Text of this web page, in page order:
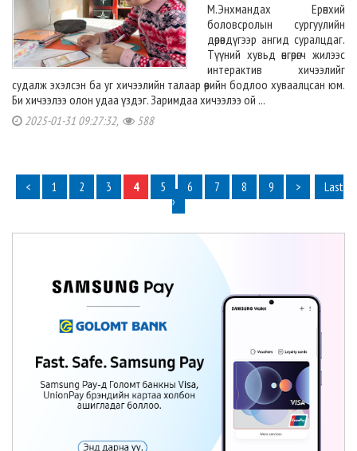
М.Энхмандах Ерөнхий
боловсролын сургуулийн
дөрөвдүгээр ангид суралцдаг.
Түүний хувьд өнгөрөгч жилээс
интерактив хичээлийг
судалж эхэлсэн ба уг хичээлийн талаар өөрийн бодлоо хуваалцсан юм.
Би хичээлээ олон удаа үздэг. Заримдаа хичээлээ ой ...
2025-01-31 09:27:32, 588
< 1 2 3 4 5 6 7 8 9 >
Last
›